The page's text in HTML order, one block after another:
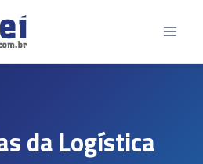
da Logística